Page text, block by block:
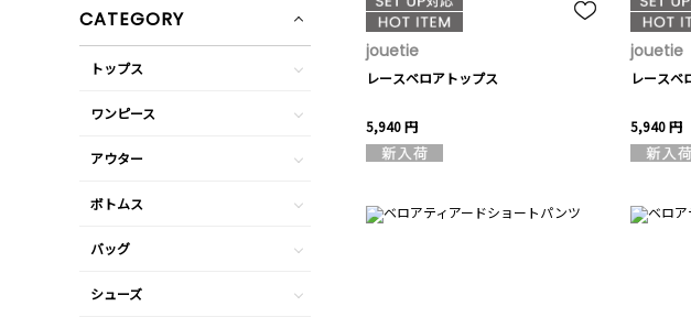
jouetie
レースベロアトップス
5,940 円
jouetie
レースベ
5,940 円
CATEGORY
トップス
ワンピース
アウター
ボトムス
バッグ
シューズ